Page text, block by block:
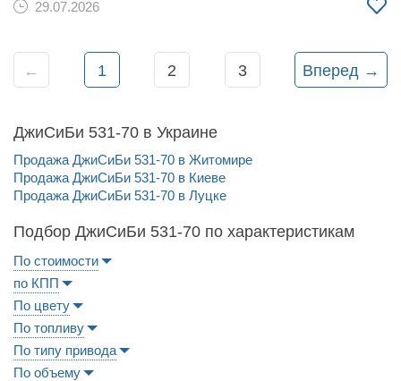
29.07.2026
← 1 2 3 Вперед →
ДжиСиБи 531-70 в Украине
Продажа ДжиСиБи 531-70 в Житомире
Продажа ДжиСиБи 531-70 в Киеве
Продажа ДжиСиБи 531-70 в Луцке
Подбор ДжиСиБи 531-70 по характеристикам
По стоимости
по КПП
По цвету
По топливу
По типу привода
По объему